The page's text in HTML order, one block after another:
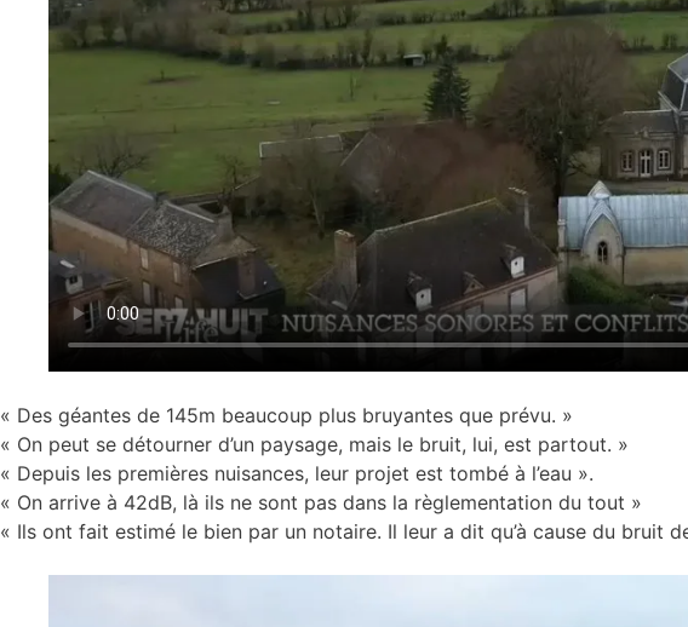
« Des géantes de 145m beaucoup plus bruyantes que prévu. »
« On peut se détourner d’un paysage, mais le bruit, lui, est partout. »
« Depuis les premières nuisances, leur projet est tombé à l’eau ».
« On arrive à 42dB, là ils ne sont pas dans la règlementation du tout »
« Ils ont fait estimé le bien par un notaire. Il leur a dit qu’à cause du bruit